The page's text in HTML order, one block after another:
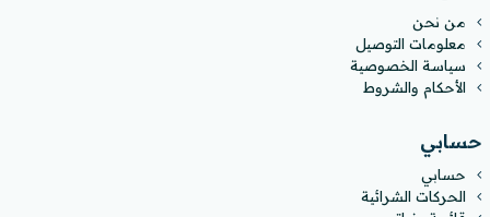
من نحن
معلومات التوصيل
سياسة الخصوصية
الأحكام والشروط
حسابي
حسابي
الحركات الشرائية